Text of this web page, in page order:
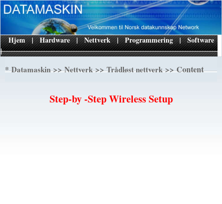
|
Hjem | Hardware | Nettverk | Programmering | Software
*Datamaskin>>Nettverk>>Trådløst nettverk>> Content
Step-by -Step Wireless Setup